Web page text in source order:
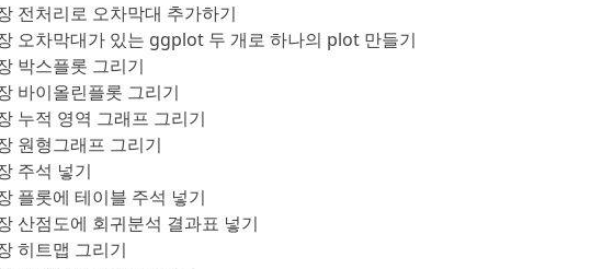
전처리로 오차막대 추가하기
오차막대가 있는 ggplot 두 개로 하나의 plot 만들기
박스플롯 그리기
바이올린플롯 그리기
누적 영역 그래프 그리기
원형그래프 그리기
주석 넣기
플롯에 테이블 주석 넣기
산점도에 회귀분석 결과표 넣기
히트맵 그리기